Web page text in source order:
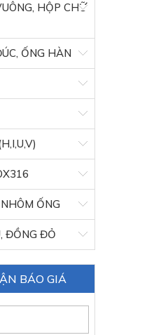
HỘP CHỮ
ỐNG HÀN
ỐNG
ĐỒNG ĐỎ
BÁO GIÁ